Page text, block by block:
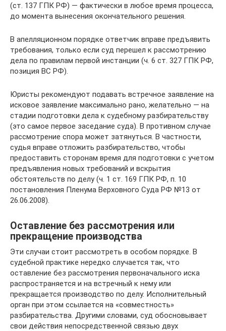
(ст. 137 ГПК РФ) — фактически в любое время процесса,
до момента вынесения окончательного решения.
В апелляционном порядке ответчик вправе предъявить
требования, только если суд перешел к рассмотрению
дела по правилам первой инстанции (ч. 6 ст. 327 ГПК РФ,
позиция ВС РФ).
Юристы рекомендуют подавать встречное заявление на
исковое заявление максимально рано, желательно — на
стадии подготовки дела к судебному разбирательству
(это самое первое заседание суда). В противном случае
рассмотрение спора может затянуться. В частности,
судья вправе отложить разбирательство, чтобы
предоставить сторонам время для подготовки с учетом
предъявления новых требований и вскрытия
обстоятельств по делу (ч. 1 ст. 169 ГПК РФ, п. 10
постановления Пленума Верховного Суда РФ №13 от
26.06.2008).
Оставление без рассмотрения или
прекращение производства
Эти случаи стоит рассмотреть в особом порядке. В
судебной практике нередко случается так, что
оставление без рассмотрения первоначального иска
распространяется и на встречный к нему или
прекращается производство по делу. Исполнительный
орган при этом ссылается на «совместность»
разбирательства. Другими словами, суд обосновывает
свои действия непосредственной связью двух